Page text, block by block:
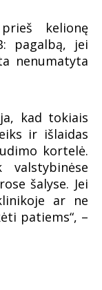
kelionę
pagalbą, jei
nenumatyta
kad tokiais
ir išlaidas
kortelė.
šalyse. Jei
ar ne
patiems“, –